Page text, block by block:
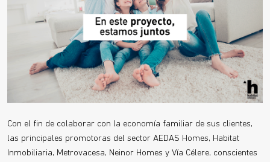
Con el fin de colaborar con la economía familiar de sus clientes,
las principales promotoras del sector AEDAS Homes, Habitat
Inmobiliaria, Metrovacesa, Neinor Homes y Vía Célere, conscientes